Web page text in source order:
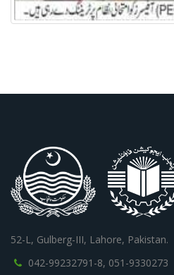
52-L, Gulberg-III, Lahore, Pakistan.
042-99232791-8, 051-9330273